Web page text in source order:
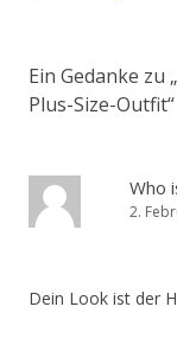
Ein Gedanke zu „
Plus-Size-Outfit“
Who
2.
Dein Look ist der